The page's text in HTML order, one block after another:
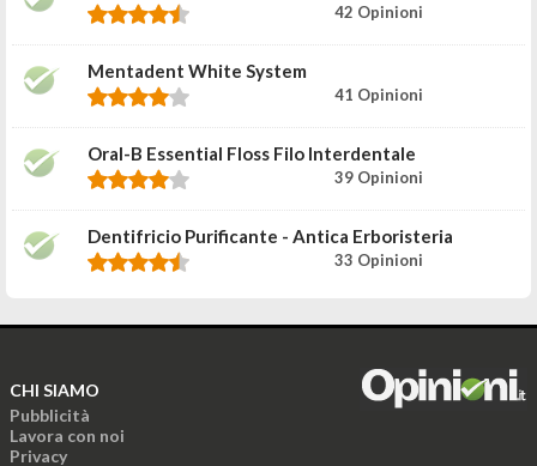
42 Opinioni
Mentadent White System
41 Opinioni
Oral-B Essential Floss Filo Interdentale
39 Opinioni
Dentifricio Purificante - Antica Erboristeria
33 Opinioni
CHI SIAMO
Pubblicità
Lavora con noi
Privacy